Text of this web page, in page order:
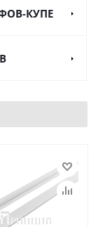
КУПЕ